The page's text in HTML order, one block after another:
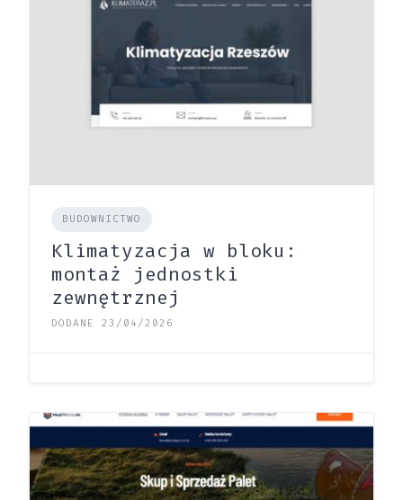
BUDOWNICTWO
Klimatyzacja w bloku:
montaż jednostki
zewnętrznej
DODANE 23/04/2026